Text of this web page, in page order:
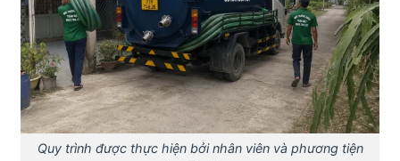
Quy trình được thực hiện bởi nhân viên và phương tiện